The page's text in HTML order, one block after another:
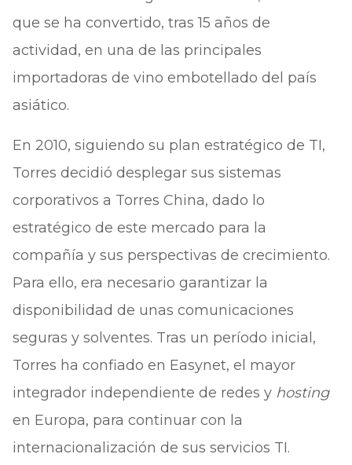
que se ha convertido, tras 15 años de
actividad, en una de las principales
importadoras de vino embotellado del país
asiático.
En 2010, siguiendo su plan estratégico de TI,
Torres decidió desplegar sus sistemas
corporativos a Torres China, dado lo
estratégico de este mercado para la
compañía y sus perspectivas de crecimiento.
Para ello, era necesario garantizar la
disponibilidad de unas comunicaciones
seguras y solventes. Tras un período inicial,
Torres ha confiado en Easynet, el mayor
integrador independiente de redes y hosting
en Europa, para continuar con la
internacionalización de sus servicios TI.